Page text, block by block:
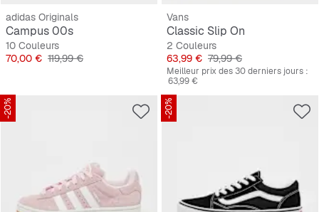
adidas Originals
Campus 00s
10 Couleurs
Prix
70,00 € Prix original
119,99 €
Vans
Classic Slip On
2 Couleurs
Prix
63,99 € Prix original
79,99 €
Meilleur prix des 30 derniers jours :
63,99 €
-20% -20%